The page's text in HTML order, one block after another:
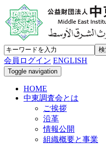
会員ログイン ENGLISH
Toggle navigation
HOME
中東調査会とは
ご挨拶
沿革
情報公開
組織概要と事業